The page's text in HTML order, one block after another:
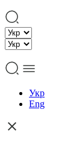
Укр
Eng